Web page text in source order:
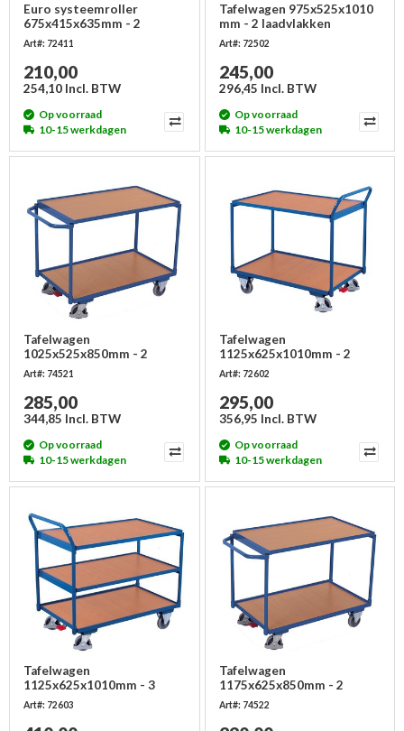
Euro systeemroller
675x415x635mm - 2
laadvlakken
Art#: 72411
210,00
254,10 Incl. BTW
Op voorraad
10-15 werkdagen
Tafelwagen 975x525x1010
mm - 2 laadvlakken
Art#: 72502
245,00
296,45 Incl. BTW
Op voorraad
10-15 werkdagen
Tafelwagen
1025x525x850mm - 2
laadvlakken, licht
Art#: 74521
285,00
344,85 Incl. BTW
Op voorraad
10-15 werkdagen
Tafelwagen
1125x625x1010mm - 2
laadvlakken - licht
Art#: 72602
295,00
356,95 Incl. BTW
Op voorraad
10-15 werkdagen
Tafelwagen
1125x625x1010mm - 3
laadvlakken - licht
Art#: 72603
Tafelwagen
1175x625x850mm - 2
laadvlakken, licht
Art#: 74522